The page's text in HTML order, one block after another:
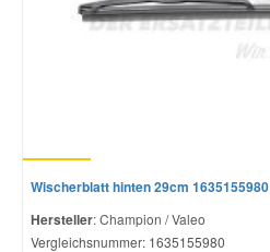
Wischerblatt hinten 29cm 1635155980
Hersteller: Champion / Valeo
Vergleichsnummer: 1635155980